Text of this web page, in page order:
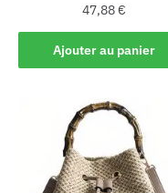
47,88€
Ajouter au panier